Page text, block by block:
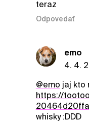
teraz
Odpovedať
emo
4. 4.
@emo jaj kto
https://
20464d20ffa
whisky :DDD